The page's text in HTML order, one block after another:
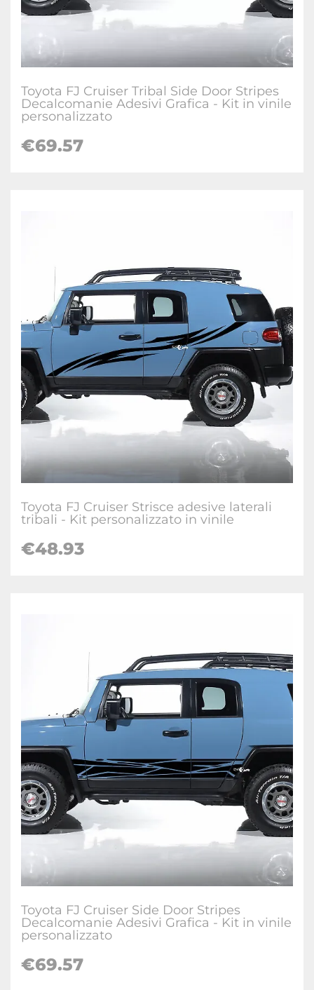
Toyota FJ Cruiser Tribal Side Door Stripes
Decalcomanie Adesivi Grafica - Kit in vinile
personalizzato
€69.57
Toyota FJ Cruiser Strisce adesive laterali
tribali - Kit personalizzato in vinile
€48.93
Toyota FJ Cruiser Side Door Stripes
Decalcomanie Adesivi Grafica - Kit in vinile
personalizzato
€69.57